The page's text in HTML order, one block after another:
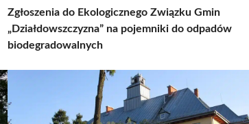
Zgłoszenia do Ekologicznego Związku Gmin
„Działdowszczyzna” na pojemniki do odpadów
biodegradowalnych